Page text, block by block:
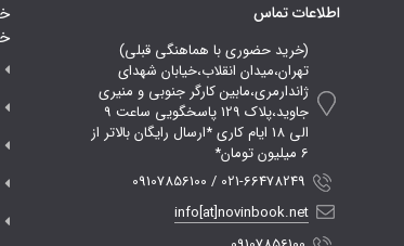
اطلاعات تماس
(خرید حضوری با هماهنگی قبلی)
تهران،میدان انقلاب،خیابان شهدای
ژاندارمری،مابین کارگر جنوبی و منیری
جاوید،پلاک 129 پاسخگویی ساعت 9
الی 18 ایام کاری *ارسال رایگان بالاتر از
6 میلیون تومان*
021-66478249 / 09107856100
info[at]novinbook.net